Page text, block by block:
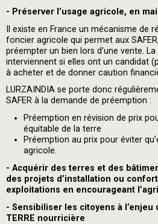
- Préserver l’usage agricole, en
Il existe en France un mécanisme de
foncier agricole qui permet aux
préempter un bien lors d’une vente.
interviennent si elles ont un candidat
à acheter et de donner caution
LURZAINDIA se porte donc
SAFER à la demande de préemption :
Préemption en révision de prix
équitable de la terre
Préemption au prix pour éviter
agricole.
- Acquérir des terres et des
des projets d’installation ou
exploitations en encourageant
- Sensibiliser les citoyens à l’enjeu
TERRE nourricière